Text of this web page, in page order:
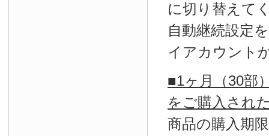
に切り替えて
自動継続設定
イアカウント
■1ヶ月（30部
をご購入され
商品の購入期